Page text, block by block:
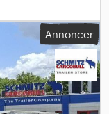
over alle
Har du brug for
Vi står gerne til
Ee Am Dekr
Annoncer